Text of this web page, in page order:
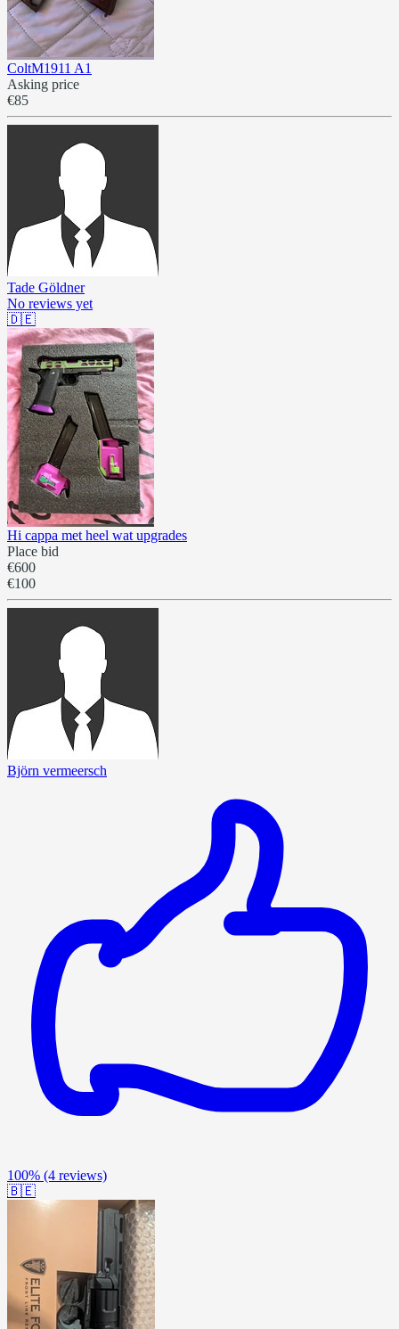
ColtM1911 A1
Asking price
€85
Tade Göldner
No reviews yet
🇩🇪
Hi cappa met heel wat upgrades
Place bid
€600
€100
Björn vermeersch
100% (4 reviews)
🇧🇪